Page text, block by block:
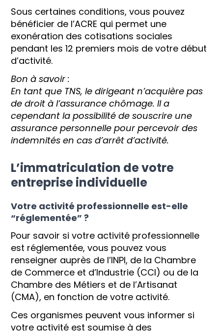
Sous certaines conditions, vous pouvez
bénéficier de l’ACRE qui permet une
exonération des cotisations sociales
pendant les 12 premiers mois de votre début
d’activité.
Bon à savoir :
En tant que TNS, le dirigeant n’acquière pas
de droit à l’assurance chômage. Il a
cependant la possibilité de souscrire une
assurance personnelle pour percevoir des
indemnités en cas d’arrêt d’activité.
L’immatriculation de votre
entreprise individuelle
Votre activité professionnelle est-elle
“réglementée” ?
Pour savoir si votre activité professionnelle
est réglementée, vous pouvez vous
renseigner auprès de l’INPI, de la Chambre
de Commerce et d’Industrie (CCI) ou de la
Chambre des Métiers et de l’Artisanat
(CMA), en fonction de votre activité.
Ces organismes peuvent vous informer si
votre activité est soumise à des